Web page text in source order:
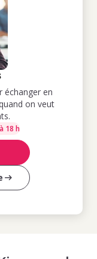
échanger en
on veut
18 h